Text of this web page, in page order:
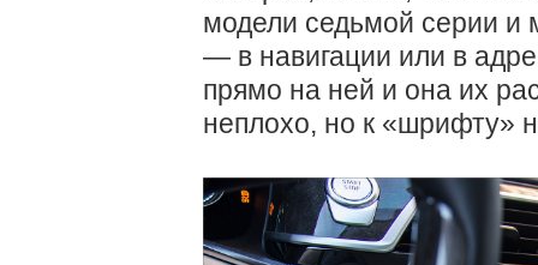
модели седьмой серии и
— в навигации или в
прямо на ней и она их
неплохо, но к «шрифту»